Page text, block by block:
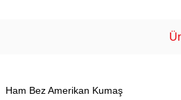
Ham Bez Amerikan Kumaş